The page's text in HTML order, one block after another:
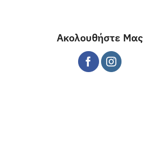
Ακολουθήστε Μας